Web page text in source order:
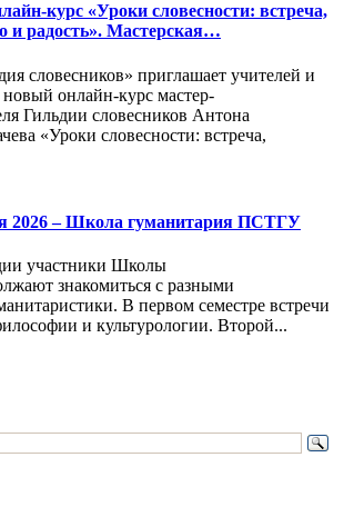
курс «Уроки словесности: встреча,
и радость». Мастерская…
словесников» приглашает учителей и
новый онлайн-курс мастер-
Гильдии словесников Антона
«Уроки словесности: встреча,
2026 – Школа гуманитария ПСТГУ
участники Школы
знакомиться с разными
В первом семестре встречи
и культурологии. Второй...